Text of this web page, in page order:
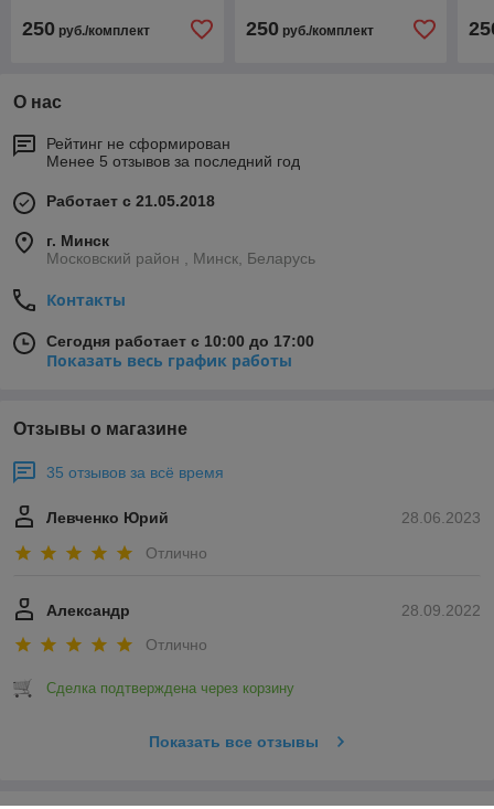
250 руб./комплект 250руб./комплект
О нас
Рейтинг не сформирован
Менее 5 отзывов за последний год
Работает с 21.05.2018
г. Минск
Московский район , Минск, Беларусь
Контакты
Сегодня работает с 10:00 до 17:00
Показать весь график работы
Отзывы о магазине
35 отзывов за всё время
28.06.2023
Левченко Юрий
Отлично
28.09.2022
Александр
Отлично
Сделка подтверждена через корзину
Показать все отзывы